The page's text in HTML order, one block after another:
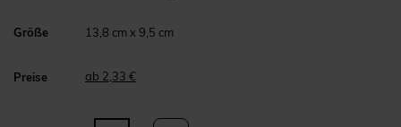
Größe 13,8 cm x 9,5 cm
Preise ab 2,33 €